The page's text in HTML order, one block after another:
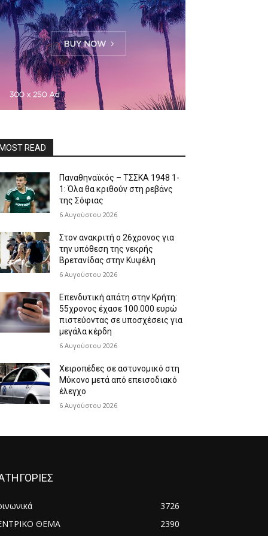
READ
Παναθηναϊκός – ΤΣΣΚΑ 1948 1-
1: Όλα θα κριθούν στη ρεβάνς
της Σόφιας
6 Αυγούστου 2026
Στον ανακριτή ο 26χρονος για
την υπόθεση της νεκρής
Βρετανίδας στην Κυψέλη
6 Αυγούστου 2026
Επενδυτική απάτη στην Κρήτη:
55χρονος έχασε 100.000 ευρώ
πιστεύοντας σε υποσχέσεις για
μεγάλα κέρδη
6 Αυγούστου 2026
Χειροπέδες σε αστυνομικό στη
Μύκονο μετά από επεισοδιακό
έλεγχο
6 Αυγούστου 2026
3726
ΘΕΜΑ
2390